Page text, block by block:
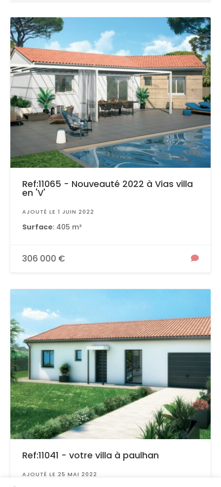
Ref:11065 - Nouveauté 2022 à Vias villa
en 'V'
AJOUTÉ LE 1 JUIN 2022
Surface: 405 m²
306 000 €
Ref:11041 - votre villa à paulhan
AJOUTÉ LE 25 MAI 2022